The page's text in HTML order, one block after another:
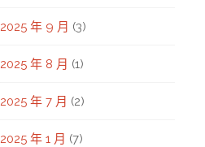
2025 年 9 月 (3)
2025 年 8 月 (1)
2025 年 7 月 (2)
2025 年 1 月 (7)